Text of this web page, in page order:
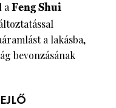
aFeng Shui
a lakásba,
bevonzásának